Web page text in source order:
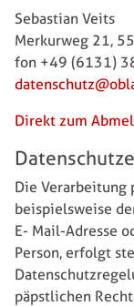
Sebastian Veits
Merkurweg 21,
fon +49 (6131)
Direkt zum
Die Verarbeitung
beispielsweise
E- Mail-Adresse
Person, erfolgt
päpstlichen